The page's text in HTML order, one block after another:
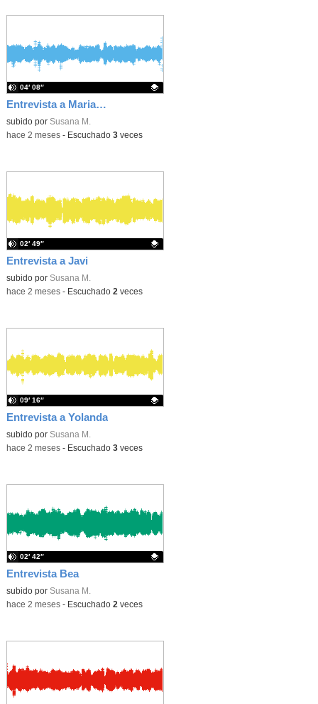
Entrevista a Maria ESO
Contenido educativo.
subido por Susana M.
04′ 08″
-hace 2 meses- Escuchado 3veces
Entrevista a Javi
Contenido educativo.
subido por Susana M.
02′ 49″
-hace 2 meses- Escuchado 2veces
Entrevista a Yolanda
Contenido educativo.
subido por Susana M.
09′ 16″
-hace 2 meses- Escuchado 3veces
Entrevista Bea
Contenido educativo.
subido por Susana M.
02′ 42″
-hace 2 meses- Escuchado 2veces